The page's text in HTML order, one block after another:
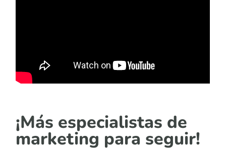
¡Más especialistas de
marketing para seguir!